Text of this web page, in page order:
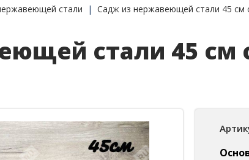
стали Садж из нержавеющей стали 45 см
стали 45 см